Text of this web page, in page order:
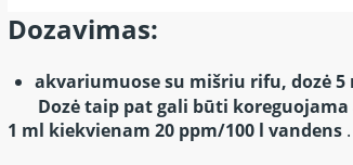
Dozavimas:
akvariumuose su mišriu rifu, dozė 5
Dozė taip pat gali būti
1 ml kiekvienam 20 ppm/100 l vandens .